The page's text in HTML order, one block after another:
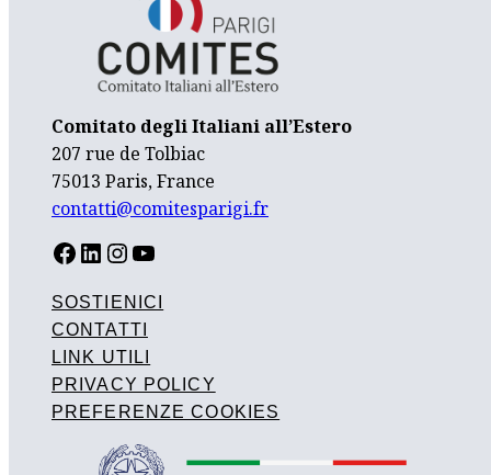
Comitato degli Italiani all’Estero
207 rue de Tolbiac
75013 Paris, France
contatti@comitesparigi.fr
FACEBOOK LINKEDIN INSTAGRAM YOUTUBE
SOSTIENICI
CONTATTI
LINK UTILI
PRIVACY POLICY
PREFERENZE COOKIES